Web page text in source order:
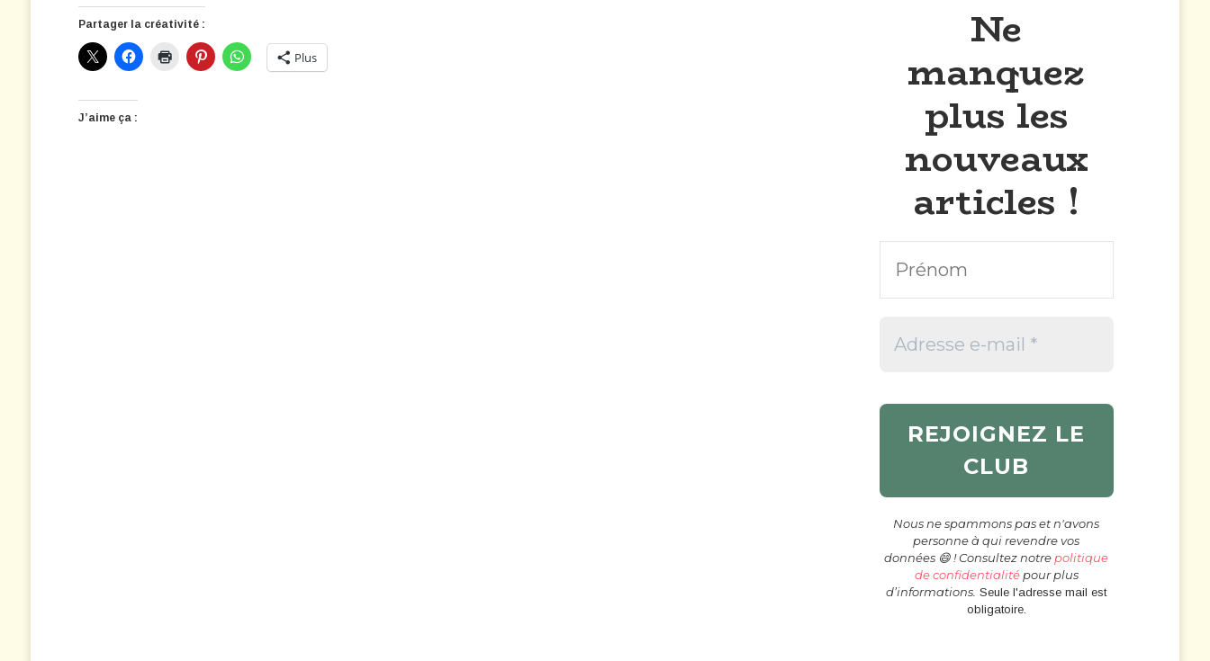
Partager la créativité :
Plus
J’aime ça :
Ne
manquez
plus les
nouveaux
articles !
Nous ne spammons pas et n'avons
personne à qui revendre vos
données 😄 ! Consultez notre politique
de confidentialitépour plus
d’informations. Seule l'adresse mail est
obligatoire.